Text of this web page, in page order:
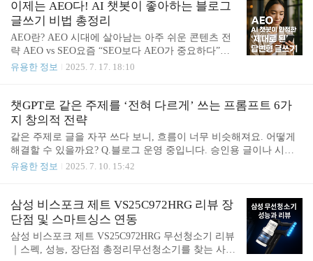
합니다. 세상에 대한 지나친 냉소는 타인과의 건강한
관계도 어렵게 만듭니다. 2. 도움을 준다고 하면서 결
국 자신만 챙긴다“도와줄게요”라며 접근하지만, 정
작 책임은 회피하고 실속은 자신이 챙깁니다. 진짜
도움은 말보다 행동에서 드러납니다. 3. 칭찬으로 관
계를 급하게 좁히려 한다처음부터 지나치게 칭찬하
은 시간 속에서 검증되는 법입니다. 4. 아무도 묻지
않았는데, 자기 자랑이 시작된다“원래 그런 제안은
잘..
이제는 AEO다! AI 챗봇이 좋아하는 블로그
글쓰기 비법 총정리
AEO란? AEO 시대에 살아남는 아주 쉬운 콘텐츠 전
략 AEO vs SEO요즘 “SEO보다 AEO가 중요하다”는
말, 들어보셨나요?처음 듣는 분들도 계실 텐데요. 오
O의 세계로 함께 떠나봅시다! [목차]AEO란 무엇인
가요?1-1. AEO와 SEO의 차이점은?(1) 검색엔진 최적
화 vs 답변엔진 최적화왜 지금 AEO가 중요한가요?1-
2. AEO가 각광받는 배경(1) AI 챗봇 기반 검색의 확
산(2) 구글 SGE, ChatGPT 등의 영향AEO에 최적화된
콘텐츠 작성법1-3. AEO 글쓰기를 위한 핵심 요소(1)
터(Schema.org) 적..
유용한 정보 2025. 7. 17. 18:10
챗GPT로 같은 주제를 ‘전혀 다르게’ 쓰는 프롬프트 6가
지 창의적 전략
같은 주제로 글을 자꾸 쓰다 보니, 흐름이 너무 비슷해져요. 어떻게
해결할 수 있을까요? Q.블로그 운영 중입니다. 승인용 글이나 시리
즈 콘텐츠를 작성하다 보면같은 주제를 반복해서 써야 하는 경우가
위기와 흐름으로 글을 쓸 수 있는 방법이 있을까요? 실제 수강생 질
문ChatGPT로 승인용 글을 쓰고 있습니다.정해진 주제로 글을 쓰다
보니, 계속 글의 맥락이 비슷하게 흘러가서 모든 글이 좀 비슷하게
느껴지는데요.어떻게 하면 같은 주제라도 다른 느낌으로 글을 쓸 수
있을까요? 같은 주제를 반복해서 글로 작성 중인데, 매번 유사한 흐
유용한 정보 2025. 7. 10. 15:42
삼성 비스포크 제트 VS25C972HRG 리뷰 장
단점 및 스마트싱스 연동
삼성 비스포크 제트 VS25C972HRG 무선청소기 리뷰
｜스펙, 성능, 장단점 총정리무선청소기를 찾는 사람